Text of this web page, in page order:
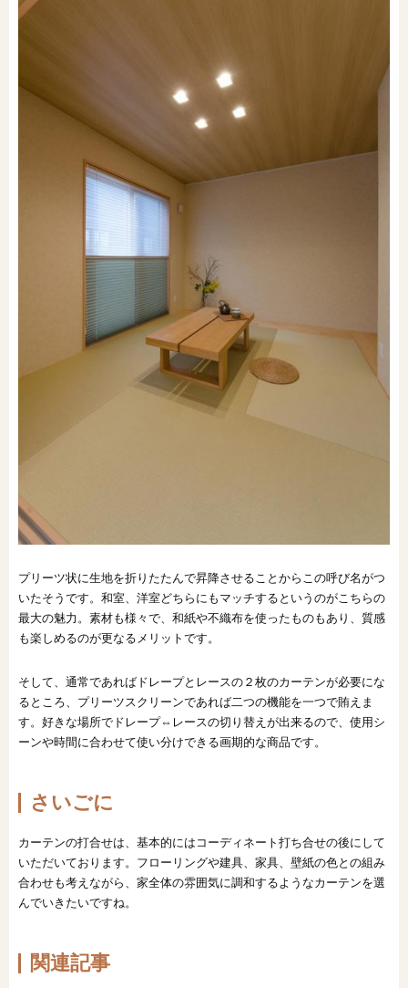
プリーツ状に生地を折りたたんで昇降させることからこの呼び名がつ
いたそうです。和室、洋室どちらにもマッチするというのがこちらの
最大の魅力。素材も様々で、和紙や不織布を使ったものもあり、質感
も楽しめるのが更なるメリットです。
そして、通常であればドレープとレースの２枚のカーテンが必要にな
るところ、プリーツスクリーンであれば二つの機能を一つで賄えま
す。好きな場所でドレープ⇔レースの切り替えが出来るので、使用シ
ーンや時間に合わせて使い分けできる画期的な商品です。
さいごに
カーテンの打合せは、基本的にはコーディネート打ち合せの後にして
いただいております。フローリングや建具、家具、壁紙の色との組み
合わせも考えながら、家全体の雰囲気に調和するようなカーテンを選
んでいきたいですね。
関連記事